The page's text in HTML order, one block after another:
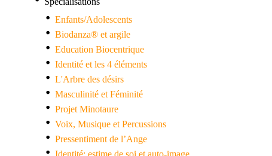
Enfants/Adolescents
Biodanza® et argile
Education Biocentrique
Identité et les 4 éléments
L'Arbre des désirs
Masculinité et Féminité
Projet Minotaure
Voix, Musique et Percussions
Pressentiment de l’Ange
Identité: estime de soi et auto-image